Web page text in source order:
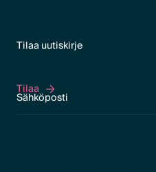
Tilaa uutiskirje
Tilaa
Tilaa